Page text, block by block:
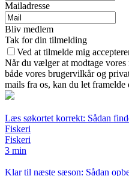
Mailadresse
Bliv medlem
Tak for din tilmelding
Ved at tilmelde mig
Når du vælger at modtage
både vores brugervilkår og
mails fra os, kan du let framelde
Læs søkortet korrekt: Sådan
Fiskeri
Fiskeri
3 min
Klar til næste sæson: Sådan